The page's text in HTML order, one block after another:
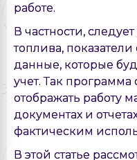
работе.
В частности,
топлива,
данные, которые
учет. Так
отображать работу
документах и
фактическим
В этой статье